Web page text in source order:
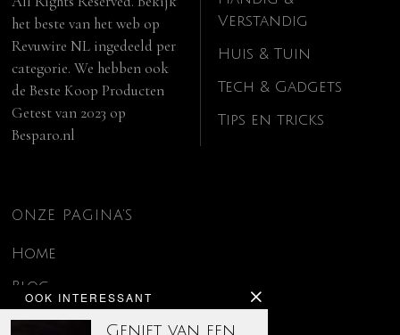
OOK INTERESSANT
Geniet van een
het beste van het web op
Revuwire NL ingedeeld per
categorie. We hebben ook
deBeste Koop Producten
Getest van 2023 op
Besparo.nl
Verstandig
Huis & Tuin
Tech & Gadgets
Tips en tricks
ONZE PAGINA’S
Home
Blog
Contact